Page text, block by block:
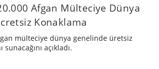
Afgan Mülteciye Dünya
Konaklama
mülteciye dünya genelinde üretsiz
açıkladı.